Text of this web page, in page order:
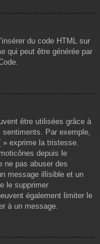
du code HTML sur
qui peut être générée par
être utilisées grâce à
Par exemple,
exprime la tristesse.
depuis le
ne pas abuser des
message illisible et un
le supprimer
également limiter le
à un message.